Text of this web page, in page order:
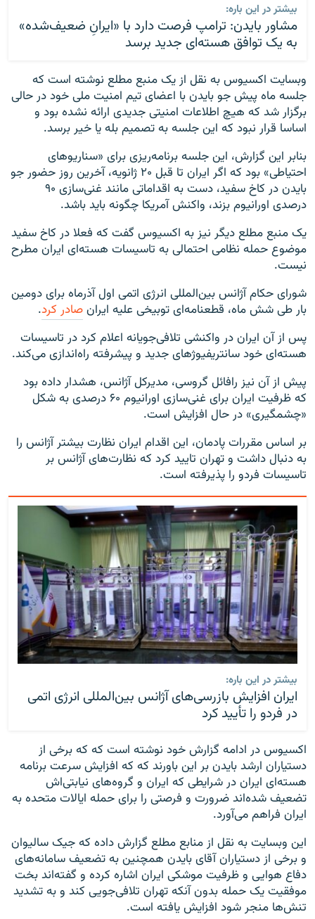
بیشتر در این باره:
مشاور بایدن: ترامپ فرصت دارد با «ایرانِ ضعیف‌شده»
به یک توافق هسته‌ای جدید برسد
وبسایت اکسیوس به نقل از یک منبع مطلع نوشته است که
جلسه ماه پیش جو بایدن با اعضای تیم امنیت ملی خود در حالی
برگزار شد که هیچ اطلاعات امنیتی جدیدی ارائه نشده بود و
اساسا قرار نبود که این جلسه به تصمیم بله یا خیر برسد.
بنابر این گزارش، این جلسه برنامه‌ریزی برای «سناریوهای
احتیاطی» بود که اگر ایران تا قبل ۲۰ ژانویه، آخرین روز حضور جو
بایدن در کاخ سفید، دست به اقداماتی مانند غنی‌سازی ۹۰
درصدی اورانیوم بزند، واکنش آمریکا چگونه باید باشد.
یک منبع مطلع دیگر نیز به اکسیوس گفت که فعلا در کاخ سفید
موضوع حمله نظامی احتمالی به تاسیسات هسته‌ای ایران مطرح
نیست.
شورای حکام آژانس بین‌المللی انرژی اتمی اول آذرماه برای دومین
بار طی شش ماه، قطعنامه‌ای توبیخی علیه ایرانصادر کرد.
پس از آن ایران در واکنشی تلافی‌جویانه اعلام کرد در تاسیسات
هسته‌ای خود سانتریفیوژهای جدید و پیشرفته راه‌اندازی می‌کند.
پیش از آن نیز رافائل گروسی، مدیرکل آژانس، هشدار داده بود
که ظرفیت ایران برای غنی‌سازی اورانیوم ۶۰ درصدی به شکل
«چشمگیری» در حال افزایش است.
بر اساس مقررات پادمان، این اقدام ایران نظارت بیشتر آژانس را
به دنبال داشت و تهران تایید کرد که نظارت‌های آژانس بر
تاسیسات فردو را پذیرفته است.
بیشتر در این باره:
ایران افزایش بازرسی‌های آژانس بین‌المللی انرژی اتمی
در فردو را تأیید کرد
اکسیوس در ادامه گزارش خود نوشته است که که برخی از
دستیاران ارشد بایدن بر این باورند که که افزایش سرعت برنامه
هسته‌ای ایران در شرایطی که ایران و گروه‌های نیابتی‌اش
تضعیف شده‌اند ضرورت و فرصتی را برای حمله ایالات متحده به
ایران فراهم می‌آورد.
این وبسایت به نقل از منابع مطلع گزارش داده که جیک سالیوان
و برخی از دستیاران آقای بایدن همچنین به تضعیف سامانه‌های
دفاع هوایی و ظرفیت موشکی ایران اشاره کرده و گفته‌اند بخت
موفقیت یک حمله بدون آنکه تهران تلافی‌جویی کند و به تشدید
تنش‌ها منجر شود افزایش یافته است.